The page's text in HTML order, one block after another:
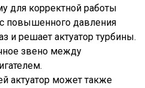
для корректной работы
повышенного давления
и решает актуатор турбины.
звено между
актуатор может также